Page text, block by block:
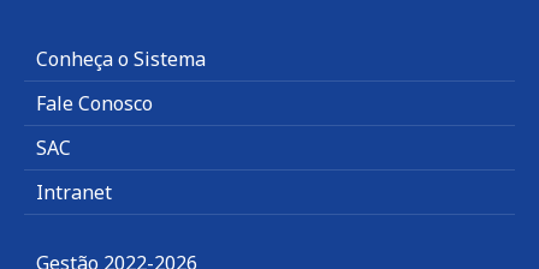
Conheça o Sistema
Fale Conosco
SAC
Intranet
Gestão 2022-2026